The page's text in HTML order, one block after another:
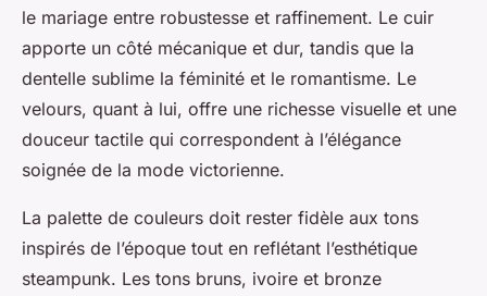
le mariage entre robustesse et raffinement. Le cuir
apporte un côté mécanique et dur, tandis que la
dentelle sublime la féminité et le romantisme. Le
velours, quant à lui, offre une richesse visuelle et une
douceur tactile qui correspondent à l’élégance
soignée de la mode victorienne.
La palette de couleurs doit rester fidèle aux tons
inspirés de l’époque tout en reflétant l’esthétique
steampunk. Les tons bruns, ivoire et bronze